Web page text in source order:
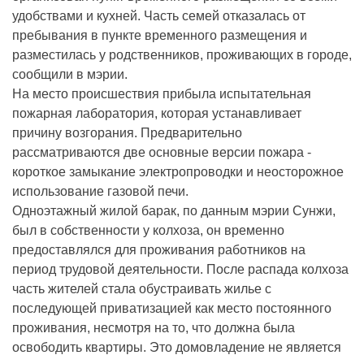
удобствами и кухней. Часть семей отказалась от
пребывания в пункте временного размещения и
разместилась у родственников, проживающих в городе,
сообщили в мэрии.
На место происшествия прибыла испытательная
пожарная лаборатория, которая устанавливает
причину возгорания. Предварительно
рассматриваются две основные версии пожара -
короткое замыкание электропроводки и неосторожное
использование газовой печи.
Одноэтажный жилой барак, по данным мэрии Сунжи,
был в собственности у колхоза, он временно
предоставлялся для проживания работников на
период трудовой деятельности. После распада колхоза
часть жителей стала обустраивать жилье с
последующей приватизацией как место постоянного
проживания, несмотря на то, что должна была
освободить квартиры. Это домовладение не является